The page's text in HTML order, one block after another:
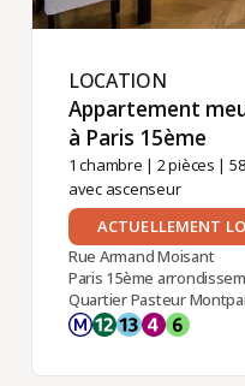
LOCATION ​
Appartement
à Paris 15ème ​
1 chambre | 2 pièces |
avec ascenseur
ACTUELLEMENT
Rue Armand Moisant
Paris 15ème
Quartier Pasteur